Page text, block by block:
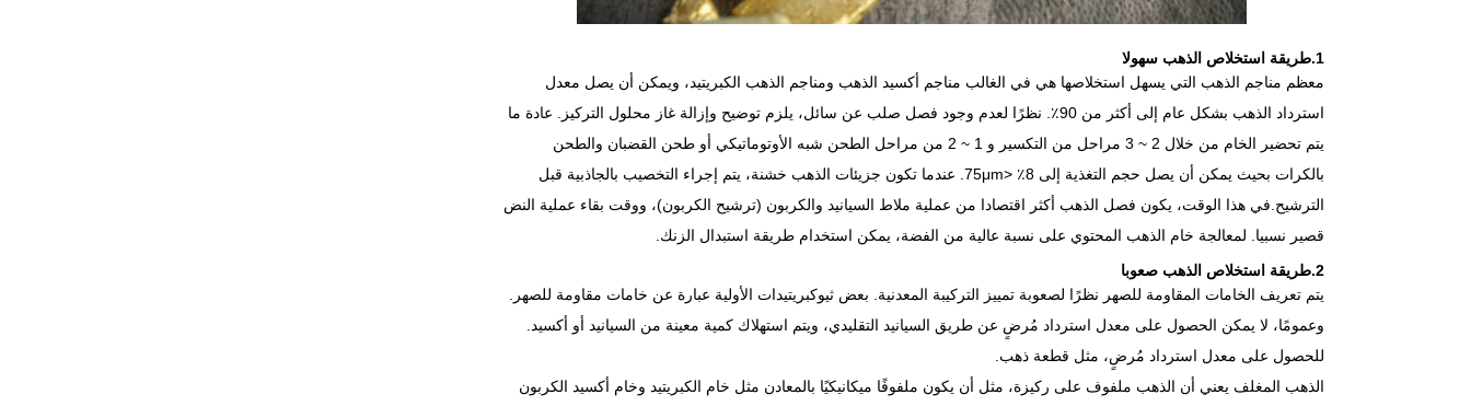
1.طريقة استخلاص الذهب سهولا
معظم مناجم الذهب التي يسهل استخلاصها هي في الغالب مناجم أكسيد الذهب ومناجم الذهب الكبريتيد، ويمكن أن يصل معدل
استرداد الذهب بشكل عام إلى أكثر من 90٪. نظرًا لعدم وجود فصل صلب عن سائل، يلزم توضيح وإزالة غاز محلول التركيز. عادة ما
يتم تحضير الخام من خلال 2 ~ 3 مراحل من التكسير و 1 ~ 2 من مراحل الطحن شبه الأوتوماتيكي أو طحن القضبان والطحن
بالكرات بحيث يمكن أن يصل حجم التغذية إلى 8٪ <75μm. عندما تكون جزيئات الذهب خشنة، يتم إجراء التخصيب بالجاذبية قبل
الترشيح.في هذا الوقت، يكون فصل الذهب أكثر اقتصادا من عملية ملاط ​​السيانيد والكربون (ترشيح الكربون)، ووقت بقاء عملية النض
قصير نسبيا. لمعالجة خام الذهب المحتوي على نسبة عالية من الفضة، يمكن استخدام طريقة استبدال الزنك.
2.طريقة استخلاص الذهب صعوبا
يتم تعريف الخامات المقاومة للصهر نظرًا لصعوبة تمييز التركيبة المعدنية. بعض ثيوكبريتيدات الأولية عبارة عن خامات مقاومة للصهر.
وعمومًا، لا يمكن الحصول على معدل استرداد مُرضٍ عن طريق السيانيد التقليدي، ويتم استهلاك كمية معينة من السيانيد أو أكسيد.
للحصول على معدل استرداد مُرضٍ، مثل قطعة ذهب.
الذهب المغلف يعني أن الذهب ملفوف على ركيزة، مثل أن يكون ملفوفًا ميكانيكيًا بالمعادن مثل خام الكبريتيد وخام أكسيد الكربون